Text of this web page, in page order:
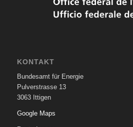
KONTAKT
Bundesamt für Energie
Pulverstrasse 13
3063 Ittigen
Google Maps